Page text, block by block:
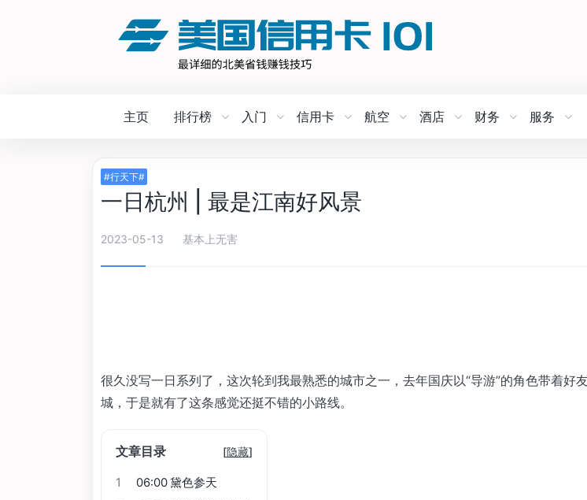
主页 排行榜 入门 信用卡 航空 酒店 财务 服务
#行天下#
一日杭州 | 最是江南好风景
2023-05-13 基本上无害
很久没写一日系列了，这次轮到我最熟悉的城市之一，去年国庆以“导游”的角色带着好
城，于是就有了这条感觉还挺不错的小路线。
文章目录 [隐藏]
1
06:00 黛色参天